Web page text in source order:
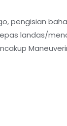
pengisian
landas/